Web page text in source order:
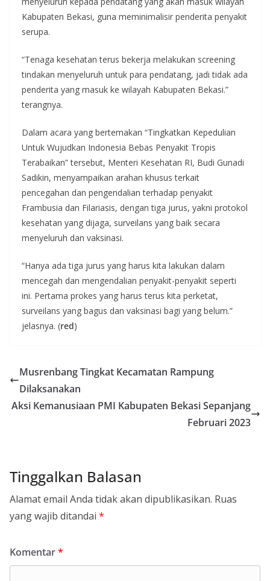
Kabupaten Bekasi, guna meminimalisir penderita penyakit
serupa.
“Tenaga kesehatan terus bekerja melakukan screening
tindakan menyeluruh untuk para pendatang, jadi tidak ada
penderita yang masuk ke wilayah Kabupaten Bekasi.”
terangnya.
Dalam acara yang bertemakan “Tingkatkan Kepedulian
Untuk Wujudkan Indonesia Bebas Penyakit Tropis
Terabaikan” tersebut, Menteri Kesehatan RI, Budi Gunadi
Sadikin, menyampaikan arahan khusus terkait
pencegahan dan pengendalian terhadap penyakit
Frambusia dan Filariasis, dengan tiga jurus, yakni protokol
kesehatan yang dijaga, surveilans yang baik secara
menyeluruh dan vaksinasi.
“Hanya ada tiga jurus yang harus kita lakukan dalam
mencegah dan mengendalian penyakit-penyakit seperti
ini. Pertama prokes yang harus terus kita perketat,
surveilans yang bagus dan vaksinasi bagi yang belum.”
jelasnya. (red)
Musrenbang Tingkat Kecamatan Rampung
Dilaksanakan
Aksi Kemanusiaan PMI Kabupaten Bekasi Sepanjang
Februari 2023
Tinggalkan Balasan
Alamat email Anda tidak akan dipublikasikan. Ruas
yang wajib ditandai *
Komentar*